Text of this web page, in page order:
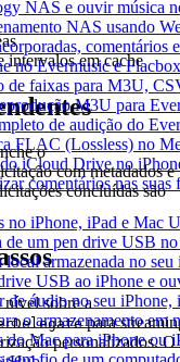
NAS e ouvir música
NAS usando
no Evermusic e
de faixas para M3U,
M3U para
de audição do
FLAC (Lossless) no
iCloud Drive no
comentários nas
iPhone, iPad e Mac
de um pen drive USB
armazenada no
USB ao iPhone e
de áudio no seu
o armazenamento
Mac para iPhone ou
intervalos em cache
o
com metadados e
concluídas são
sobre a
para
personalizados. O